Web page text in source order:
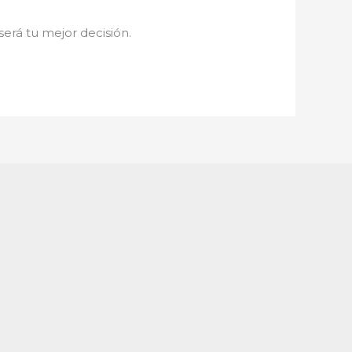
tu mejor decisión.